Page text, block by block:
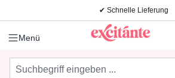
Zum Hauptinhalt springen✔ Schnelle Lieferung
Menü